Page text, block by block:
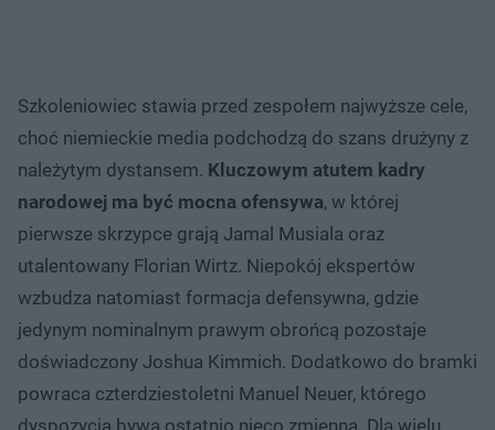
Szkoleniowiec stawia przed zespołem najwyższe cele,
choć niemieckie media podchodzą do szans drużyny z
należytym dystansem. Kluczowym atutem kadry
narodowej ma być mocna ofensywa, w której
pierwsze skrzypce grają Jamal Musiala oraz
utalentowany Florian Wirtz. Niepokój ekspertów
wzbudza natomiast formacja defensywna, gdzie
jedynym nominalnym prawym obrońcą pozostaje
doświadczony Joshua Kimmich. Dodatkowo do bramki
powraca czterdziestoletni Manuel Neuer, którego
dyspozycja bywa ostatnio nieco zmienna. Dla wielu